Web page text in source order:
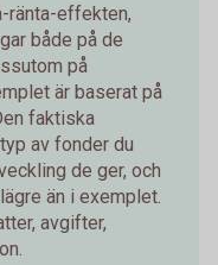
ränta-effekten,
både på de
på
är baserat på
faktiska
av fonder du
de ger, och
än i exemplet.
avgifter,